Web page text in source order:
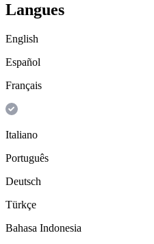
Langues
English
Español
Français
Italiano
Português
Deutsch
Türkçe
Bahasa Indonesia